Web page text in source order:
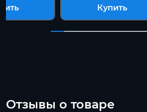
Купить
Отзывы о товаре